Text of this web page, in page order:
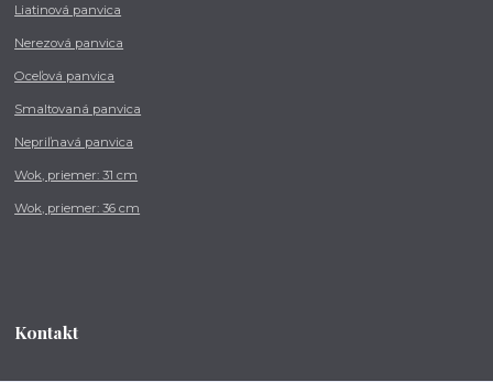
Liatinová panvica
Nerezová panvica
Oceľová panvica
Smaltovaná panvica
Nepriľnavá panvica
Wok, priemer: 31 cm
Wok, priemer: 36 cm
Kontakt